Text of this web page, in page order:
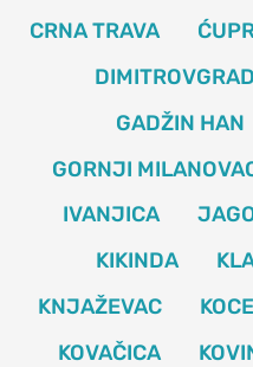
CRNA TRAVA
DIMITROVGRAD
GADŽIN HAN
GORNJI
IVANJICA
KIKINDA
KNJAŽEVAC
KOVAČICA